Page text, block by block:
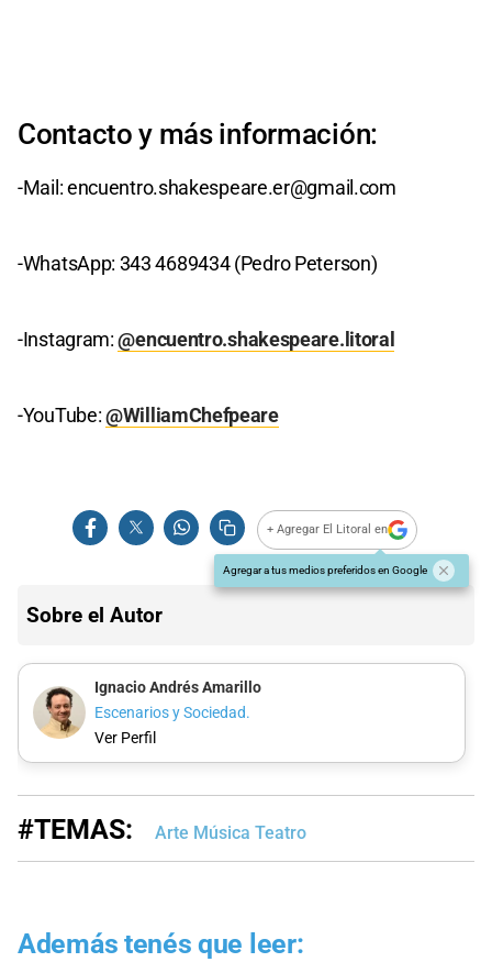
Contacto y más información:
-Mail:encuentro.shakespeare.er@gmail.com
-WhatsApp: 343 4689434 (Pedro Peterson)
-Instagram:@encuentro.shakespeare.litoral
-YouTube:@WilliamChefpeare
+ Agregar El Litoral en
Agregar a tus medios preferidos en Google
Sobre el Autor
Ignacio Andrés Amarillo
Escenarios y Sociedad.
Ver Perfil
#TEMAS: Arte Música Teatro
Además tenés que leer: